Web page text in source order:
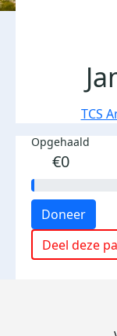
TCS
Opgehaald
€0
Doneer
Deel deze